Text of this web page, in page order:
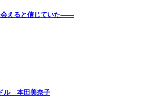
会えると信じていた——
ル 本田美奈子